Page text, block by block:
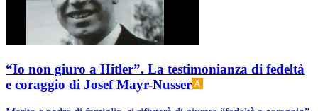
“Io non giuro a Hitler”. La testimonianza di fedeltà
e coraggio di Josef Mayr-Nusser